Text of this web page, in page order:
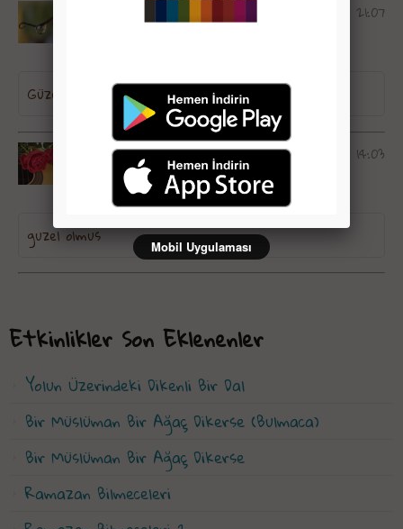
01 Kasım 2016, Salı - 21:07
Güzel olmuş
08 Ekim 2016, Cumartesi - 14:03
zeynoşşş - Diyarbakır
guzel olmus
Etkinlikler Son Eklenenler
Yolun Üzerindeki Dikenli Bir Dal
Bir Müslüman Bir Ağaç Dikerse (Bulmaca)
Bir Müslüman Bir Ağaç Dikerse
Ramazan Bilmeceleri
Mobil Uygulaması